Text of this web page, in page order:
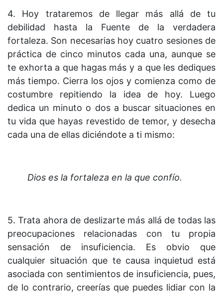
4. Hoy trataremos de llegar más allá de tu
debilidad hasta la Fuente de la verdadera
fortaleza. Son necesarias hoy cuatro sesiones de
práctica de cinco minutos cada una, aunque se
te exhorta a que hagas más y a que les dediques
más tiempo. Cierra los ojos y comienza como de
costumbre repitiendo la idea de hoy. Luego
dedica un minuto o dos a buscar situaciones en
tu vida que hayas revestido de temor, y desecha
cada una de ellas diciéndote a ti mismo:
Dios es la fortaleza en la que confío.
5. Trata ahora de deslizarte más allá de todas las
preocupaciones relacionadas con tu propia
sensación de insuficiencia. Es obvio que
cualquier situación que te causa inquietud está
asociada con sentimientos de insuficiencia, pues,
de lo contrario, creerías que puedes lidiar con la